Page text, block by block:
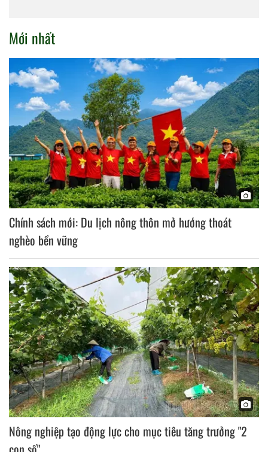
Mới nhất
Chính sách mới: Du lịch nông thôn mở hướng thoát
nghèo bền vững
Nông nghiệp tạo động lực cho mục tiêu tăng trưởng "2